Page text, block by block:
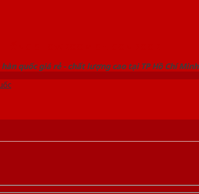
quốc giá rẻ - chất lượng cao tại TP Hồ Chí Minh